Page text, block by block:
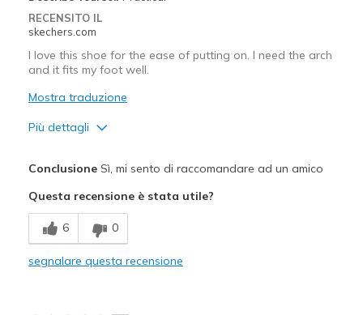
View On Shoes
RECENSITO IL
skechers.com
I love this shoe for the ease of putting on. I need the arch
and it fits my foot well.
Mostra traduzione
Più dettagli
Sizing
Feels true to size
View On Shoes
Shoes are for Wearing
ConclusioneSì, mi sento di raccomandare ad un amico
Questa recensione è stata utile?
6 0
segnalare questa recensione